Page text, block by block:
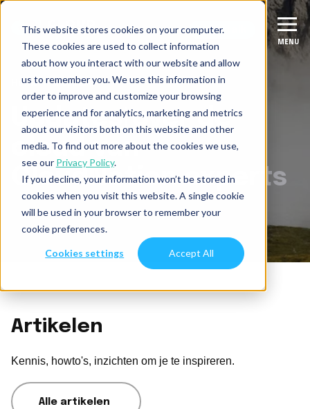
This website stores cookies on your computer.
These cookies are used to collect information
about how you interact with our website and allow
us to remember you. We use this information in
order to improve and customize your browsing
experience and for analytics, marketing and metrics
about our visitors both on this website and other
media. To find out more about the cookies we use,
see our Privacy Policy.
If you decline, your information won’t be stored in
cookies when you visit this website. A single cookie
will be used in your browser to remember your
cookie preferences.
Cookies settings Accept All
Let's talk
MENU
Let's talk
MENU
Diensten
Migreer
Verbeter & moderniseer
Integreer
Data & AI
Diensten overzicht
Succesverhalen
Branches
Fintech
Productie-industrie
Branches overzicht
Onze partners
CloudNation Academy
Home Inspiratie
Updates over de
cloudvan
CloudNation experts
Artikelen
Kennis, howto's, inzichten om je te inspireren.
Alle artikelen